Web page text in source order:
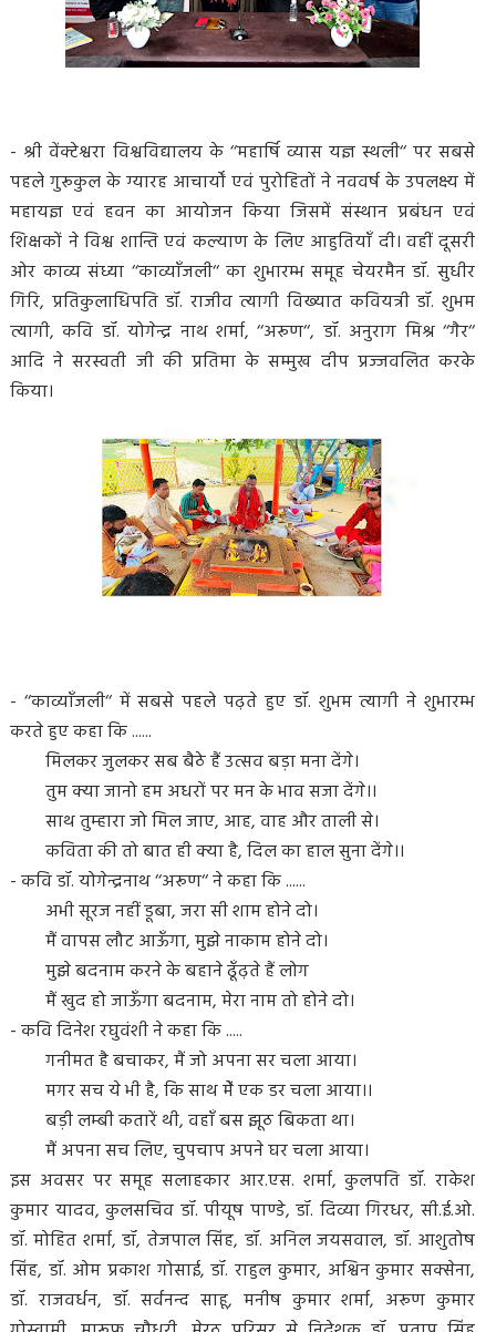
- श्री वेंक्टेश्वरा विश्वविद्यालय के ‘‘महार्षि व्यास यज्ञ स्थली‘‘ पर सबसे
पहले गुरूकुल के ग्यारह आचार्यों एवं पुरोहितों ने नववर्ष के उपलक्ष्य में
महायज्ञ एवं हवन का आयोजन किया जिसमें संस्थान प्रबंधन एवं
शिक्षकों ने विश्व शान्ति एवं कल्याण के लिए आहुतियाँ दी। वहीं दूसरी
ओर काव्य संध्या ‘‘काव्याँजली‘‘ का शुभारम्भ समूह चेयरमैन डॉ. सुधीर
गिरि, प्रतिकुलाधिपति डॉ. राजीव त्यागी विख्यात कवियत्री डॉ. शुभम
त्यागी, कवि डॉ. योगेन्द्र नाथ शर्मा, ‘‘अरूण‘‘, डॉ. अनुराग मिश्र ‘‘गैर‘‘
आदि ने सरस्वती जी की प्रतिमा के सम्मुख दीप प्रज्जवलित करके
किया।
- ‘‘काव्याँजली‘‘ में सबसे पहले पढ़ते हुए डॉ. शुभम त्यागी ने शुभारम्भ
करते हुए कहा कि ......
मिलकर जुलकर सब बैठे हैं उत्सव बड़ा मना देंगे।
तुम क्या जानो हम अधरों पर मन के भाव सजा देंगे।।
साथ तुम्हारा जो मिल जाए, आह, वाह और ताली से।
कविता की तो बात ही क्या है, दिल का हाल सुना देंगे।।
- कवि डॉ. योगेन्द्रनाथ ‘‘अरूण‘‘ ने कहा कि ......
अभी सूरज नहीं डूबा, जरा सी शाम होने दो।
मैं वापस लौट आऊँगा, मुझे नाकाम होने दो।
मुझे बदनाम करने के बहाने ढूँढ़ते हैं लोग
मैं खुद हो जाऊँगा बदनाम, मेरा नाम तो होने दो।
- कवि दिनेश रघुवंशी ने कहा कि .....
गनीमत है बचाकर, मैं जो अपना सर चला आया।
मगर सच ये भी है, कि साथ मेें एक डर चला आया।।
बड़ी लम्बी कतारें थी, वहाँ बस झूठ बिकता था।
मैं अपना सच लिए, चुपचाप अपने घर चला आया।
इस अवसर पर समूह सलाहकार आर.एस. शर्मा, कुलपति डॉ. राकेश
कुमार यादव, कुलसचिव डॉ. पीयूष पाण्डे, डॉ. दिव्या गिरधर, सी.ई.ओ.
डॉ. मोहित शर्मा, डॉ, तेजपाल सिंह, डॉ. अनिल जयसवाल, डॉ. आशुतोष
सिंह, डॉ. ओम प्रकाश गोसाई, डॉ. राहुल कुमार, अश्विन कुमार सक्सेना,
डॉ. राजवर्धन, डॉ. सर्वनन्द साहू, मनीष कुमार शर्मा, अरूण कुमार